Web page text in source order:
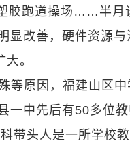
胶跑道操场……半月
显改善，硬件资源
。
等原因，福建山区
一中先后有50多位教
带头人是一所学校